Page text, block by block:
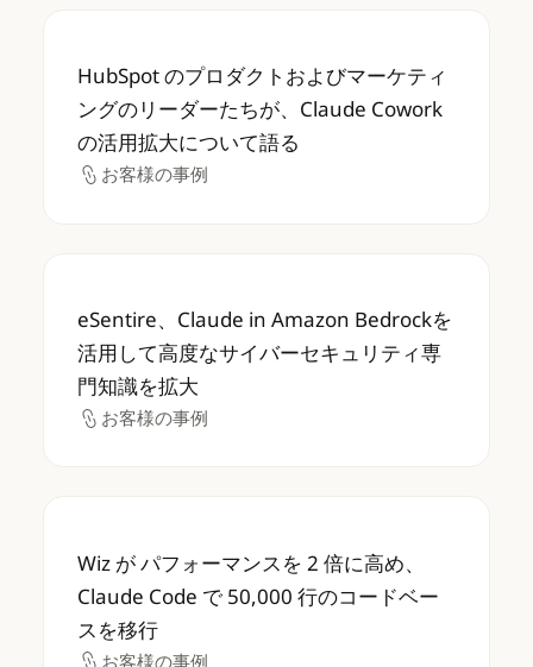
HubSpot のプロダクトおよびマーケティ
HubSpot のプロダクトおよびマーケティ
ングのリーダーたちが、Claude Cowork
の活用拡大について語る
お客様の事例
お客様の事例
eSentire、Claude in Amazon Bedrockを
eSentire、Claude in Amazon Bedrockを
活用して高度なサイバーセキュリティ専
門知識を拡大
お客様の事例
お客様の事例
Wiz が パフォーマンスを 2 倍に高め、
Wiz が パフォーマンスを 2 倍に高め、
Claude Code で 50,000 行のコードベー
スを移行
お客様の事例